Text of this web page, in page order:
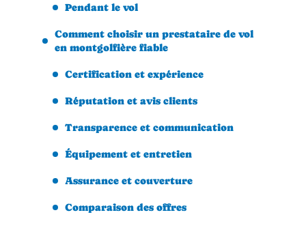
Pendant le vol
Comment choisir un prestataire de vol
en montgolfière fiable
Certification et expérience
Réputation et avis clients
Transparence et communication
Équipement et entretien
Assurance et couverture
Comparaison des offres